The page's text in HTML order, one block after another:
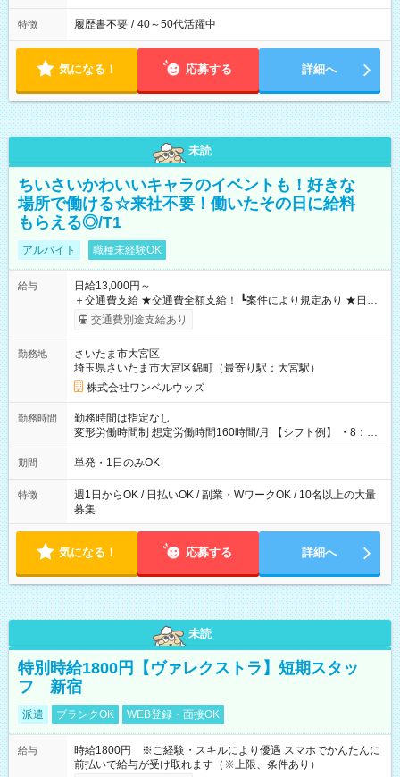
特徴 履歴書不要 / 40～50代活躍中
気になる！ 応募する 詳細へ
未読
ちいさいかわいいキャラのイベントも！好きな
場所で働ける☆来社不要！働いたその日に給料
もらえる◎/T1
アルバイト 職種未経験OK
給与
日給13,000円～
＋交通費支給 ★交通費全額支給！ ┗案件により規定あり ★日払
いOK！（規定あり） ┗働いたその日に現金GET♪ お仕事後はコ
ンビニATMから 日払い分を引き落とせます！ 【試用期間】試
交通費別途支給あり
勤務地
さいたま市大宮区
埼玉県さいたま市大宮区錦町（最寄り駅：大宮駅）
株式会社ワンベルウッズ
勤務時間
勤務時間は指定なし
変形労働時間制 想定労働時間160時間/月 【シフト例】 ・8：00
～21：00
期間 単発・1日のみOK
特徴
週1日からOK / 日払いOK / 副業・WワークOK / 10名以上の大量
募集
気になる！ 応募する 詳細へ
未読
特別時給1800円【ヴァレクストラ】短期スタッ
フ 新宿
派遣 ブランクOK WEB登録・面接OK
給与
時給1800円 ※ご経験・スキルにより優遇 スマホでかんたんに
前払いで給与が受け取れます（※上限、条件あり）